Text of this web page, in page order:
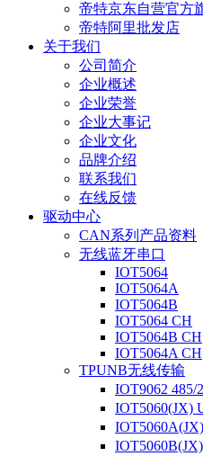
帝特京东自营官方
帝特阿里批发店
关于我们
公司简介
企业概述
企业荣誉
企业大事记
企业文化
品牌介绍
联系我们
在线反馈
驱动中心
CAN系列产品资料
无线蓝牙串口
IOT5064
IOT5064A
IOT5064B
IOT5064 CH
IOT5064B CH
IOT5064A CH
TPUNB无线传输
IOT9062 485/
IOT5060(JX)